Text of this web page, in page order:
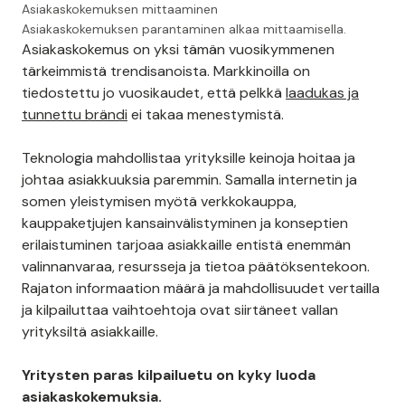
Asiakaskokemuksen mittaaminen
Asiakaskokemuksen parantaminen alkaa mittaamisella.
Asiakaskokemus on yksi tämän vuosikymmenen
tärkeimmistä trendisanoista. Markkinoilla on
tiedostettu jo vuosikaudet, että pelkkä laadukas ja
tunnettu brändi ei takaa menestymistä.
Teknologia mahdollistaa yrityksille keinoja hoitaa ja
johtaa asiakkuuksia paremmin. Samalla internetin ja
somen yleistymisen myötä verkkokauppa,
kauppaketjujen kansainvälistyminen ja konseptien
erilaistuminen tarjoaa asiakkaille entistä enemmän
valinnanvaraa, resursseja ja tietoa päätöksentekoon.
Rajaton informaation määrä ja mahdollisuudet vertailla
ja kilpailuttaa vaihtoehtoja ovat siirtäneet vallan
yrityksiltä asiakkaille.
Yritysten paras kilpailuetu on kyky luoda
asiakaskokemuksia.